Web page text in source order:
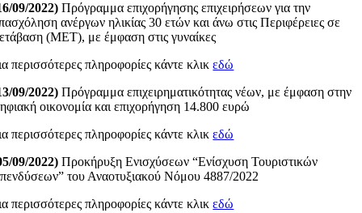
09/2022) Πρόγραμμα επιχορήγησης επιχειρήσεων για την
ανέργων ηλικίας 30 ετών και άνω στις Περιφέρειες σε
(MΕΤ), με έμφαση στις γυναίκες
περισσότερες πληροφορίες κάντε κλικεδώ
09/2022) Πρόγραμμα επιχειρηματικότητας νέων, με έμφαση στην
οικονομία και επιχορήγηση 14.800 ευρώ
περισσότερες πληροφορίες κάντε κλικεδώ
09/2022) Προκήρυξη Ενισχύσεων “Ενίσχυση Τουριστικών
του Αναοτυξιακού Νόμου 4887/2022
περισσότερες πληροφορίες κάντε κλικεδώ